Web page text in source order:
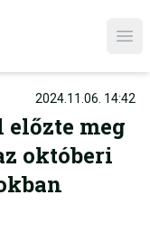
2024.11.06. 14:42
meg
októberi